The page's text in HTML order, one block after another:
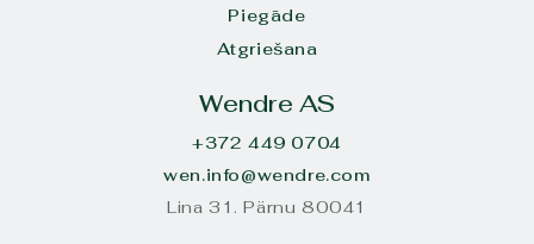
Piegāde
Atgriešana
Wendre AS
+372 449 0704
wen.info@wendre.com
Lina 31. Pärnu 80041